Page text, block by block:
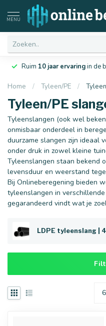
MENU
Laagsteprijsgarantievan
Home / Tyleen/PE /
Tyleen/PE
Tyleenslangen (ook wel
onmisbaar onderdeel in
duurzame slangen zijn ideaal
onder druk in zowel kleine
Tyleenslangen staan bekend
levensduur en weerstand
Bij Onlineberegening bieden
tyleenslangen in
gegarandeerd vindt wat je
LDPE tyleenslang |
Afmetingen
16 mm